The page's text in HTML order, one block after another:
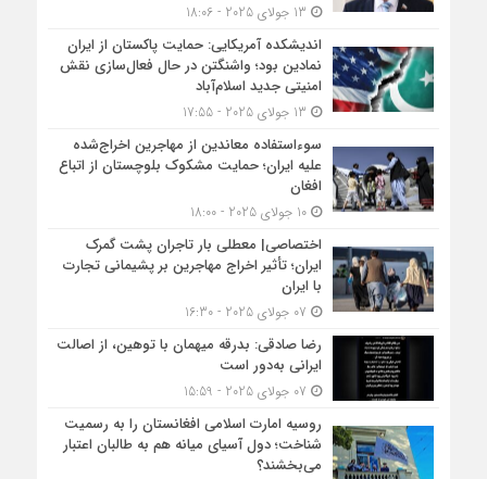
اندیشکده آمریکایی: حمایت پاکستان از ایران
نمادین بود؛ واشنگتن در حال فعال‌سازی نقش
امنیتی جدید اسلام‌آباد
سوءاستفاده معاندین از مهاجرین اخراج‌شده
علیه ایران؛ حمایت مشکوک بلوچستان از اتباع
افغان
10 جولای 2025 - 18:00
اختصاصی| معطلی بار تاجران پشت گمرک
ایران؛ تأثیر اخراج مهاجرین بر پشیمانی تجارت
با ایران
رضا صادقی: بدرقه میهمان با توهین، از اصالت
ایرانی به‌دور است
روسیه امارت اسلامی افغانستان را به رسمیت
شناخت؛ دول آسیای میانه هم به طالبان اعتبار
می‎‌بخشند؟